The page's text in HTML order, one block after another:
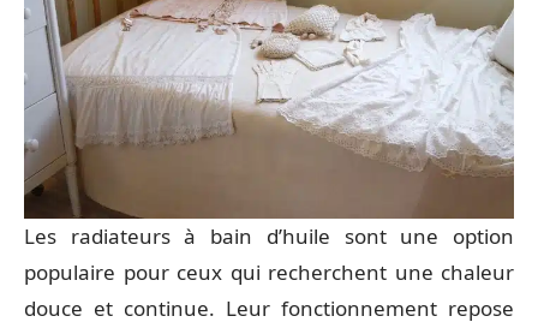
Les radiateurs à bain d’huile sont une option
populaire pour ceux qui recherchent une chaleur
douce et continue. Leur fonctionnement repose